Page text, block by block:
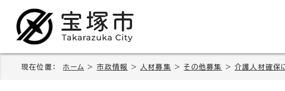
現在位置： ホーム > 市政情報 > 人材募集 >その他募集 >介護人材確保